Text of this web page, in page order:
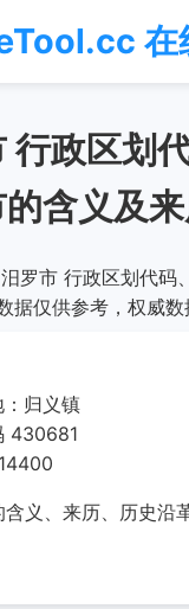
在
行政区划
含义及
罗市 行政区划代码
据仅供参考，权威数
归义镇
430681
含义、来历、历史沿